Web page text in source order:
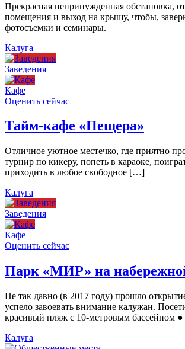
Прекрасная непринужденная обстановка,
помещения и выход на крышу, чтобы,
фотосъемки и семинары.
Калуга
Заведения
Кафе
Оценить сейчас
Тайм-кафе «Пещера»
Отличное уютное местечко, где приятно
турнир по кикеру, попеть в караоке,
приходить в любое свободное […]
Калуга
Заведения
Кафе
Оценить сейчас
Парк «МИР» на
Не так давно (в 2017 году) прошло
успело завоевать внимание калужан.
красивый пляж с 10-метровым бассейном
Калуга